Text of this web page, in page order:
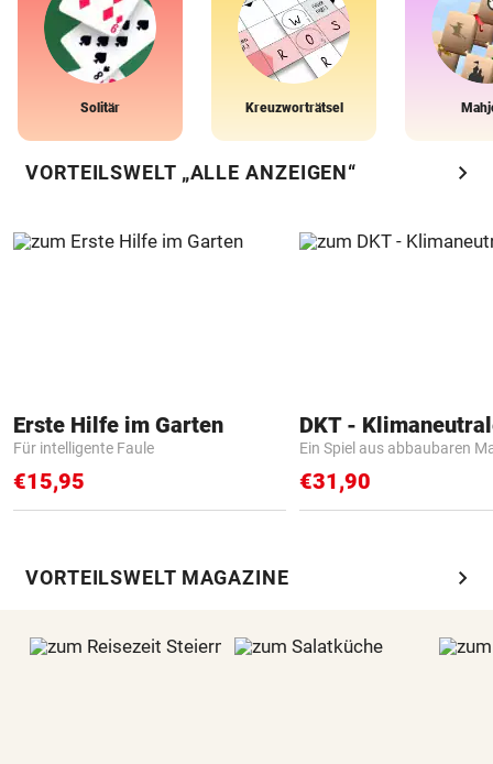
Solitär Kreuzworträtsel
VORTEILSWELT „ALLE ANZEIGEN“ chevron_right
Erste Hilfe im Garten
Für intelligente Faule
€15,95
Ein Spiel aus abbaubaren
€31,90
VORTEILSWELT MAGAZINE chevron_right